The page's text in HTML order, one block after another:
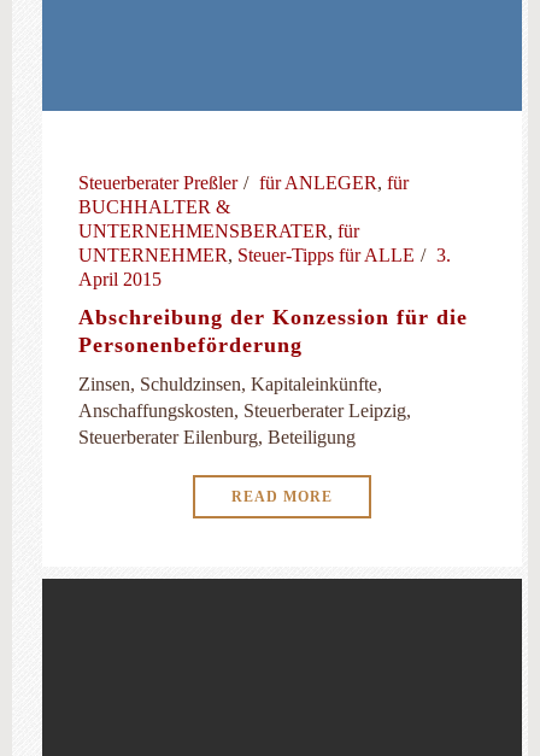
Steuerberater Preßler für ANLEGER, für
BUCHHALTER &
UNTERNEHMENSBERATER, für
UNTERNEHMER, Steuer-Tipps für ALLE
3.
April 2015
Abschreibung der Konzession für die
Personenbeförderung
Zinsen, Schuldzinsen, Kapitaleinkünfte,
Anschaffungskosten, Steuerberater Leipzig,
Steuerberater Eilenburg, Beteiligung
READ MORE